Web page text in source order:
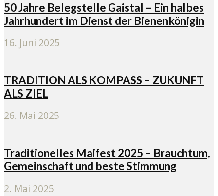
50 Jahre Belegstelle Gaistal – Ein halbes
Jahrhundert im Dienst der Bienenkönigin
16. Juni 2025
TRADITION ALS KOMPASS – ZUKUNFT
ALS ZIEL
26. Mai 2025
Traditionelles Maifest 2025 – Brauchtum,
Gemeinschaft und beste Stimmung
2. Mai 2025